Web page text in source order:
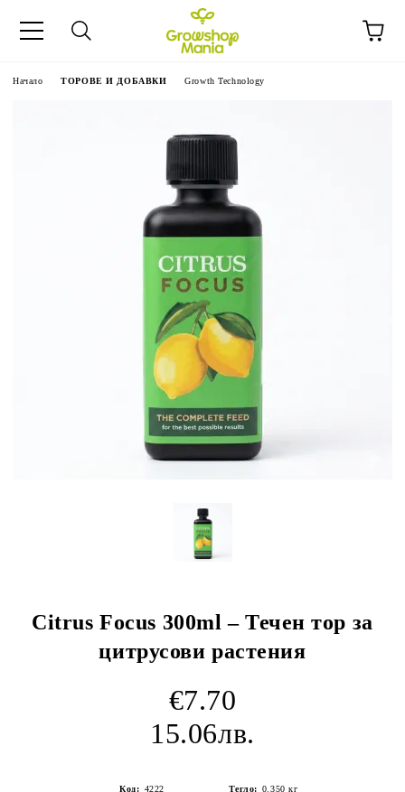
Начало ТОРОВЕ И ДОБАВКИ Growth Technology
Citrus Focus 300ml – Течен тор за
цитрусови растения
€7.70
15.06лв.
Код: 4222 Тегло: 0.350 кг